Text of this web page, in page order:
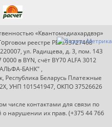
«Квантомедиахардвэр»
орговом реестре РБ: 193727468
ул. Радищева, д. 3, пом. 143
в BYN, счёт BY70 ALFA 3012
БАНК" ,
Республика Беларусь Платежные
УНП 101541947, ОКПО 37526626
числе контактами для связи по
нарушении их прав. (+375 44 766